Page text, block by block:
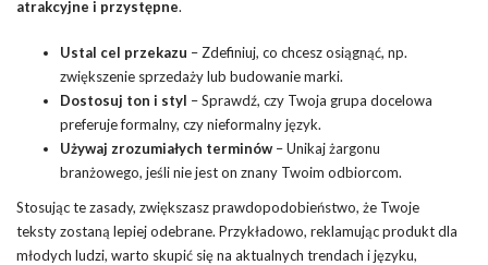
atrakcyjne i przystępne.
Ustal cel przekazu – Zdefiniuj, co chcesz osiągnąć, np.
zwiększenie sprzedaży lub budowanie marki.
Dostosuj ton i styl – Sprawdź, czy Twoja grupa docelowa
preferuje formalny, czy nieformalny język.
Używaj zrozumiałych terminów – Unikaj żargonu
branżowego, jeśli nie jest on znany Twoim odbiorcom.
Stosując te zasady, zwiększasz prawdopodobieństwo, że Twoje
teksty zostaną lepiej odebrane. Przykładowo, reklamując produkt dla
młodych ludzi, warto skupić się na aktualnych trendach i języku,